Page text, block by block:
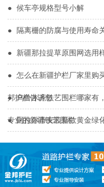
● 隔离栅的防腐与使用寿命关
● 新疆那拉提草原围网选用
● 怎么在新疆护栏厂家里购
邦护栏告诉您
● 乌鲁木齐铁艺围栏哪家有
专业的新疆铁艺围栏
● 阿拉尔市安装新款黄金绿
● 护栏在我们生活中的作用
● 护栏网怎样做日常保养